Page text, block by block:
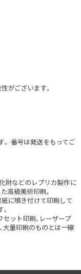
がございます。
番号は発送をもってご
財などのレプリカ製作に
高級美術印刷。
紙に噴き付けて印刷して
ット印刷、レーザープ
大量印刷のものとは一線